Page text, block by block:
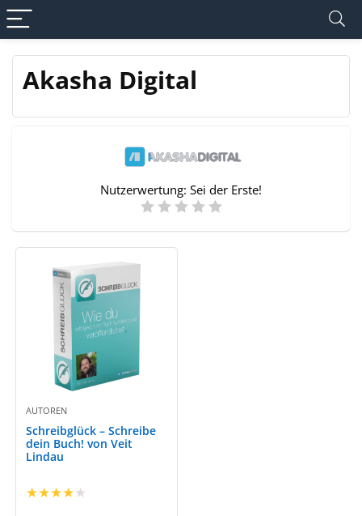
Akasha Digital
Nutzerwertung: Sei der Erste!
AUTOREN
Schreibglück – Schreibe
dein Buch! von Veit
Lindau
★★★★★